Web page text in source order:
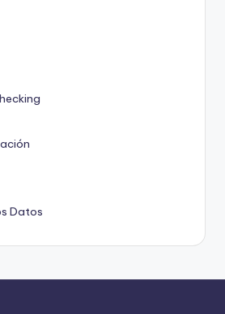
Datos